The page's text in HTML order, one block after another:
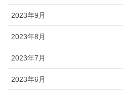
2023年9月
2023年8月
2023年7月
2023年6月